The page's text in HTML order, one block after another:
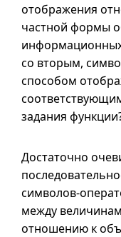
отображения
частной формы
информационных
со вторым,
способом
задания
Достаточно
символов-
между
отношению к